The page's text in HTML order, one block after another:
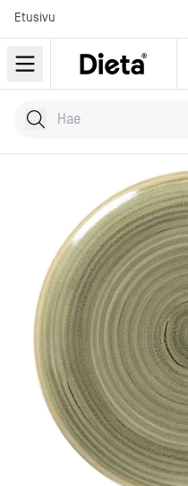
Etusivu
Hae tuotteita
Kirjoita hakusana...